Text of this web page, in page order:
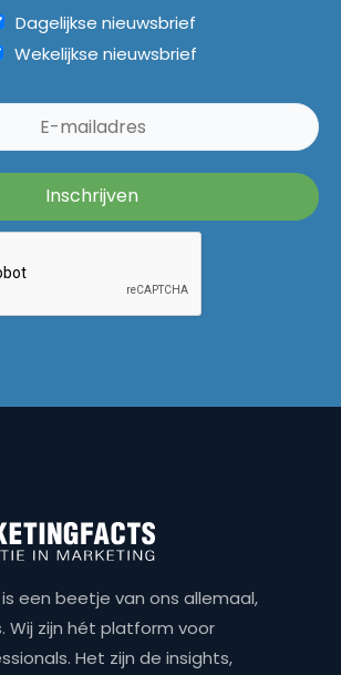
Dagelijkse nieuwsbrief
Wekelijkse nieuwsbrief
een beetje van ons allemaal,
Wij zijn hét platform voor
Het zijn de insights,